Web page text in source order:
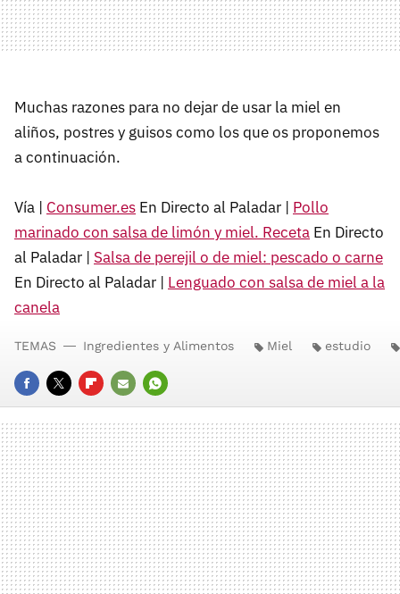
Muchas razones para no dejar de usar la miel en
aliños, postres y guisos como los que os proponemos
a continuación.
Vía | Consumer.es En Directo al Paladar | Pollo
marinado con salsa de limón y miel. Receta En Directo
al Paladar | Salsa de perejil o de miel: pescado o carne
En Directo al Paladar | Lenguado con salsa de miel a la
canela
FACEBOOK
TWITTERFLIPBOARD
E-
MAIL
WHATSAPP
TEMAS Ingredientes y Alimentos Miel estudio